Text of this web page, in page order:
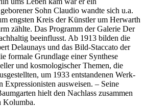
Sohn Claudio wandte sich u.a.
engsten Kreis der Künstler um Herwarth
zählte. Das Pro­gramm der Galerie Der
beeinflusst. Ab 1913 bilden die
Delaunays und das Bild-Staccato der
formale Grundlage einer Synthese
und kosmologischer Themen, die
um 1933 entstandenen Werk­
Expressionisten ausweisen. – Seine
hielt den Nach­lass zusammen
Kolumba.